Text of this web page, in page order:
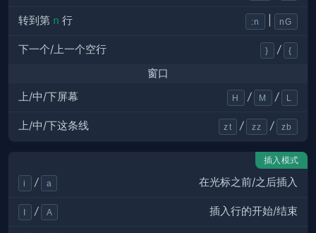
转到第 n 行 :n nG
下一个/上一个空行 } / {
窗口
上/中/下屏幕
H / M / L
上/中/下这条线 zt / zz / zb
插入模式
i / a 在光标之前/之后插入
I / A 插入行的开始/结束